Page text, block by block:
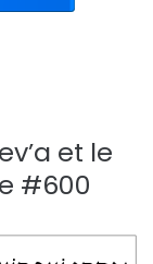
et le
#600